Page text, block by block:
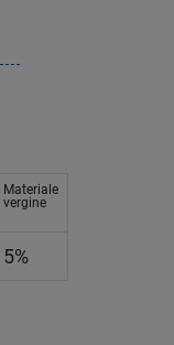
Materiale
vergine
5%